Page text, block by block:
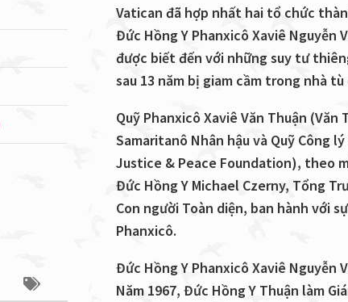
Vatican đã hợp nhất hai tổ chức
Đức Hồng Y Phanxicô Xaviê Nguyễn
được biết đến với những suy tư
sau 13 năm bị giam cầm trong nhà tù
Quỹ Phanxicô Xaviê Văn Thuận
Samaritanô Nhân hậu và Quỹ Công
Justice & Peace Foundation), theo
Đức Hồng Y Michael Czerny, Tổng
Con người Toàn diện, ban hành với
Phanxicô.
Đức Hồng Y Phanxicô Xaviê Nguyễn
Năm 1967, Đức Hồng Y Thuận làm